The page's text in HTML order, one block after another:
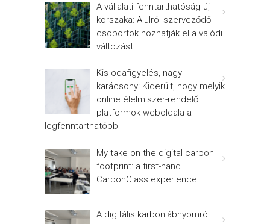
A vállalati fenntarthatóság új
korszaka: Alulról szerveződő
csoportok hozhatják el a valódi
változást
Kis odafigyelés, nagy
karácsony: Kiderült, hogy melyik
online élelmiszer-rendelő
platformok weboldala a
legfenntarthatóbb
My take on the digital carbon
footprint: a first-hand
CarbonClass experience
A digitális karbonlábnyomról